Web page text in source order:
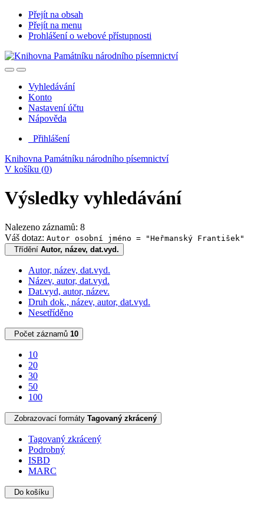
Přejít na obsah
Přejít na menu
Prohlášení o webové přístupnosti
Vyhledávání
Konto
Nastavení účtu
Nápověda
Přihlášení
Knihovna Památníku národního písemnictví
V košíku (0)
Výsledky vyhledávání
Nalezeno záznamů: 8
Váš dotaz: Autor osobní jméno = "Heřmanský František"
Třídění Autor, název, dat.vyd.
Autor, název, dat.vyd.
Název, autor, dat.vyd.
Dat.vyd, autor, název.
Druh dok., název, autor, dat.vyd.
Nesetříděno
Počet záznamů 10
10
20
30
50
100
Zobrazovací formáty Tagovaný zkrácený
Tagovaný zkrácený
Podrobný
ISBD
MARC
Do košíku